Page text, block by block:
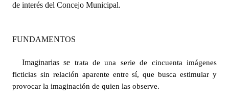
Informes de Gestión
Proyectos Presentados
Dictámenes Asesoría Letrada
de interés del Concejo Municipal.
FUNDAMENTOS
Imaginarias se trata de una serie de cincuenta imágenes
ficticias sin relación aparente entre sí, que busca estimular y
provocar la imaginación de quien las observe.